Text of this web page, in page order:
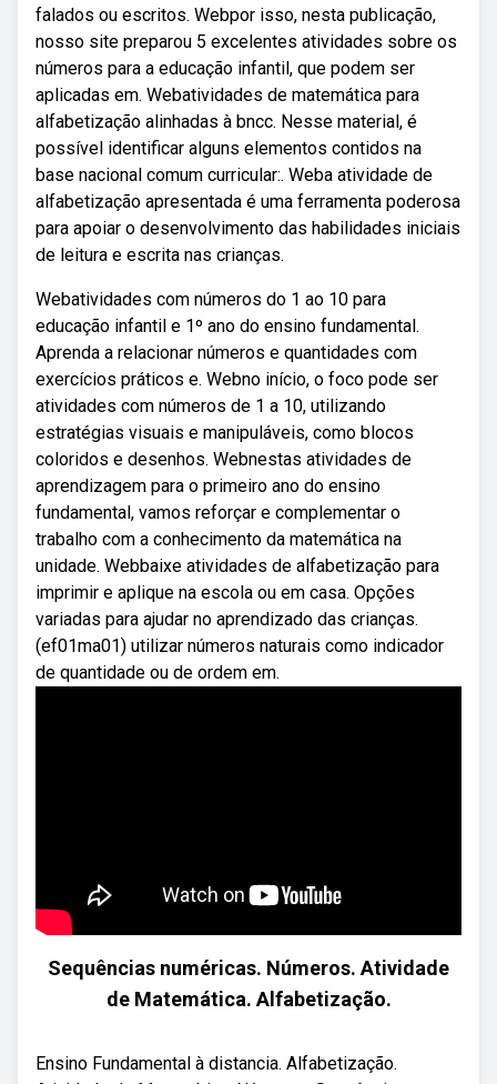
falados ou escritos. Webpor isso, nesta publicação,
nosso site preparou 5 excelentes atividades sobre os
números para a educação infantil, que podem ser
aplicadas em. Webatividades de matemática para
alfabetização alinhadas à bncc. Nesse material, é
possível identificar alguns elementos contidos na
base nacional comum curricular:. Weba atividade de
alfabetização apresentada é uma ferramenta poderosa
para apoiar o desenvolvimento das habilidades iniciais
de leitura e escrita nas crianças.
Webatividades com números do 1 ao 10 para
educação infantil e 1º ano do ensino fundamental.
Aprenda a relacionar números e quantidades com
exercícios práticos e. Webno início, o foco pode ser
atividades com números de 1 a 10, utilizando
estratégias visuais e manipuláveis, como blocos
coloridos e desenhos. Webnestas atividades de
aprendizagem para o primeiro ano do ensino
fundamental, vamos reforçar e complementar o
trabalho com a conhecimento da matemática na
unidade. Webbaixe atividades de alfabetização para
imprimir e aplique na escola ou em casa. Opções
variadas para ajudar no aprendizado das crianças.
(ef01ma01) utilizar números naturais como indicador
de quantidade ou de ordem em.
Sequências numéricas. Números. Atividade
de Matemática. Alfabetização.
Ensino Fundamental à distancia. Alfabetização.